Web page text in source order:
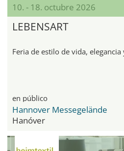
10. - 18. octubre 2026
LEBENSART
Feria de estilo de vida,
en público
Hannover Messegelände
Hanóver